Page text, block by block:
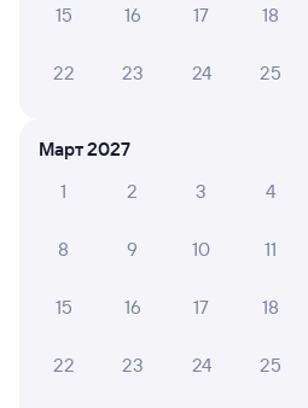
15 16 17 18
22 23 24 25
Март 2027
1
2 3 4
8 9 10 11
15 16 17 18
22 23 24 25